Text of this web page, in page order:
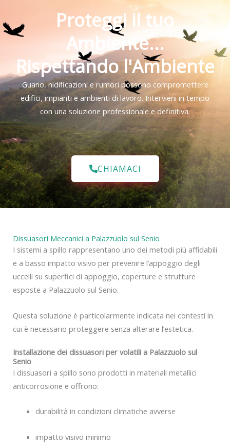
Proteggi il tuo
Ambiente...
Rispettando l'Ambiente
Guano, nidificazioni e rumori possono compromettere
edifici, impianti e ambienti di lavoro. Intervieni in tempo
con una soluzione professionale e definitiva.
CHIAMACI
Dissuasori Meccanici a Palazzuolo sul Senio
I sistemi a spillo rappresentano uno dei metodi più affidabili
e a basso impatto visivo per prevenire l’appoggio degli
uccelli su superfici di appoggio, coperture e strutture
esposte a Palazzuolo sul Senio.
Questa soluzione è particolarmente indicata nei contesti in
cui è necessario proteggere senza alterare l’estetica.
Installazione dei dissuasori per volatili a Palazzuolo sul
Senio
I dissuasori a spillo sono prodotti in materiali metallici
anticorrosione e offrono:
durabilità in condizioni climatiche avverse
impatto visivo minimo